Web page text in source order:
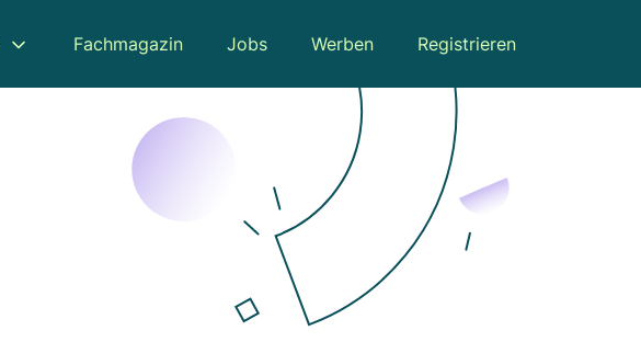
Fachmagazin Jobs Werben Registrieren